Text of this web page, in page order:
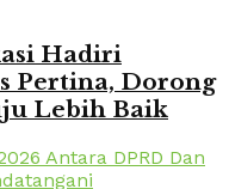
Hadiri
Pertina, Dorong
Lebih Baik